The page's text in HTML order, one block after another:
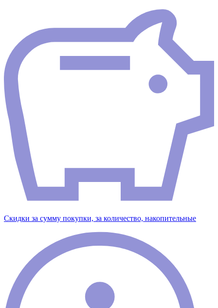
Скидки за сумму покупки, за количество, накопительные